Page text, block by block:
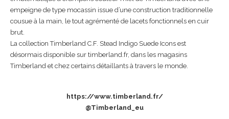
empeigne de type mocassin issue d’une construction traditionnelle
cousue à la main, le tout agrémenté de lacets fonctionnels en cuir
brut.
La collection Timberland C.F. Stead Indigo Suede Icons est
désormais disponible sur timberland.fr, dans les magasins
Timberland et chez certains détaillants à travers le monde.
https://www.timberland.fr/
@Timberland_eu